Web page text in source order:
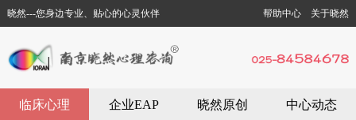
帮助中心 关于晓然
晓然---您身边专业、贴心的心灵伙伴
临床心理 企业EAP 晓然原创 中心动态